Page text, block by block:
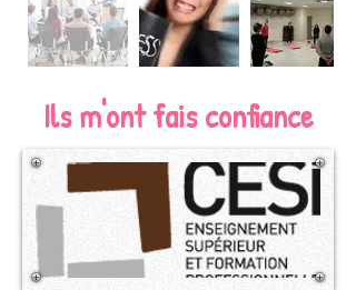
Ils m'ont fais confiance